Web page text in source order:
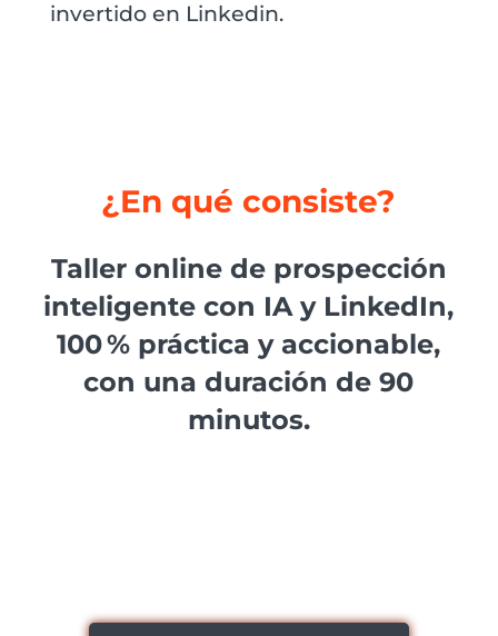
invertido en Linkedin.
¿En qué consiste?
Taller online de prospección
inteligente con IA y LinkedIn,
100 % práctica y accionable,
con una duración de 90
minutos.